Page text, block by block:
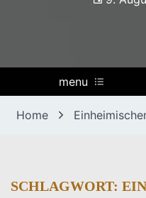
menu
Home
SCHLAGWORT: